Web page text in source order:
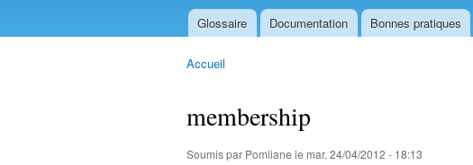
Menu principal
Glossaire Documentation Bonnes pratiques
Accueil
membership
Soumis par Pomliane le mar, 24/04/2012 - 18:13